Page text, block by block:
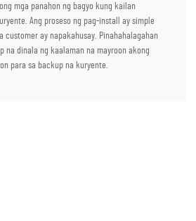
mga panahon ng bagyo kung kailan
Ang proseso ng pag-install ay simple
customer ay napakahusay. Pinahahalagahan
na dinala ng kaalaman na mayroon akong
para sa backup na kuryente.